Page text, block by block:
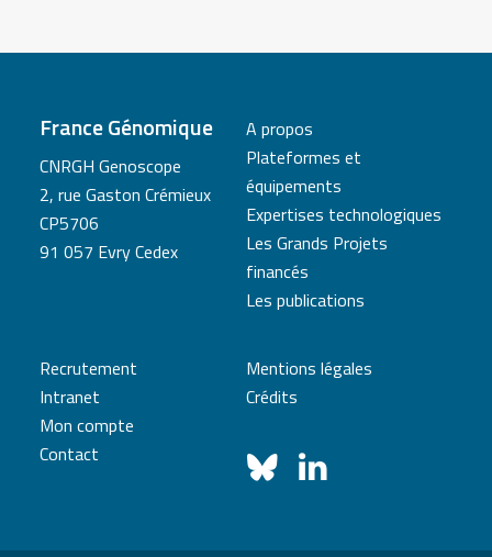
France Génomique
CNRGH Genoscope
2, rue Gaston Crémieux
CP5706
91 057 Evry Cedex
A propos
Plateformes et
équipements
Expertises technologiques
Les Grands Projets
financés
Les publications
Recrutement
Intranet
Mon compte
Contact
Mentions légales
Crédits